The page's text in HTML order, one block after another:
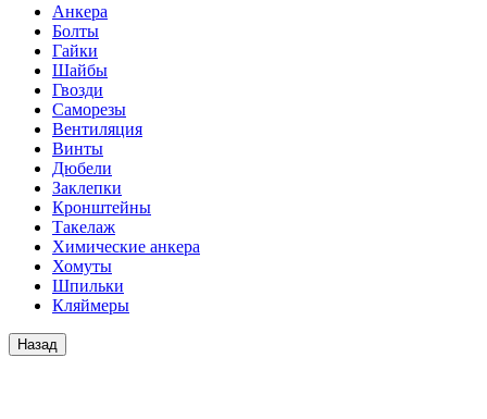
Анкера
Болты
Гайки
Шайбы
Гвозди
Саморезы
Вентиляция
Винты
Дюбели
Заклепки
Кронштейны
Такелаж
Химические анкера
Хомуты
Шпильки
Кляймеры
Назад